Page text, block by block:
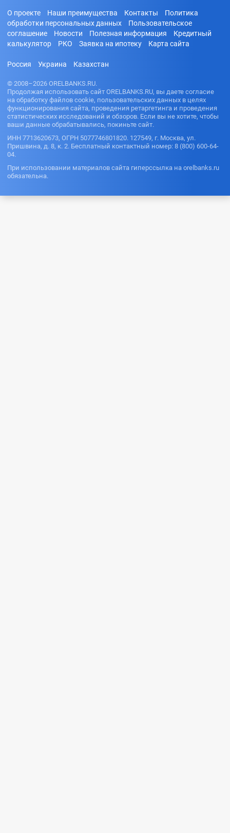
О проекте Наши преимущества Контакты
Политика
обработки персональных данных
Пользовательское
соглашение
Новости Полезная информация
Кредитный
калькулятор
РКО Заявка на ипотеку Карта сайта
Россия Украина Казахстан
© 2008–2026 ORELBANKS.RU.
Продолжая использовать сайт ORELBANKS.RU, вы даете согласие
на обработку файлов cookie, пользовательских данных в целях
функционирования сайта, проведения ретаргетинга и проведения
статистических исследований и обзоров. Если вы не хотите, чтобы
ваши данные обрабатывались, покиньте сайт.
ИНН 7713620673, ОГРН 5077746801820. 127549, г. Москва, ул.
Пришвина, д. 8, к. 2. Бесплатный контактный номер: 8 (800) 600-64-
04.
При использовании материалов сайта гиперссылка на orelbanks.ru
обязательна.